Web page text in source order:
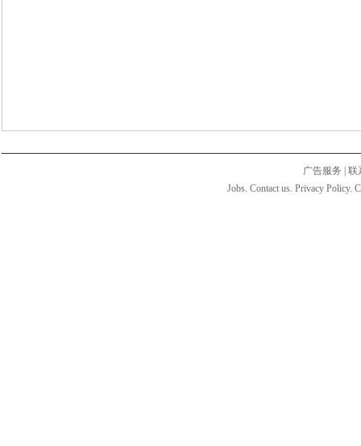
广告服务
联
Jobs. Contact us. Privacy Policy.